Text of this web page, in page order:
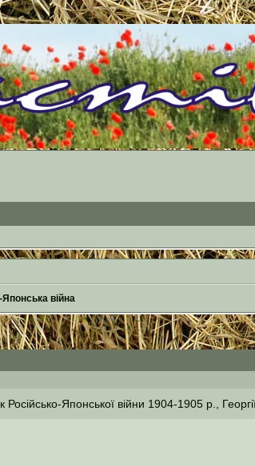
Японська війна
Японської війни 1904-1905 р.,